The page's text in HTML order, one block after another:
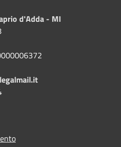
d'Adda - MI